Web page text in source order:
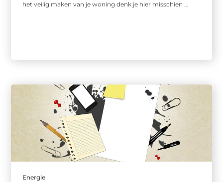
het veilig maken van je woning denk je hier misschien ...
Energie